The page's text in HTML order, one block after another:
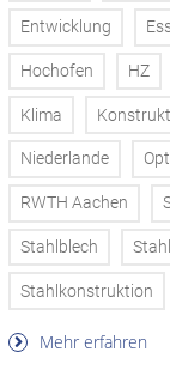
Entwicklung
Hochofen HZ
Klima
Niederlande
RWTH Aachen
Stahlblech
Stahlkonstruktion
Mehr erfahren